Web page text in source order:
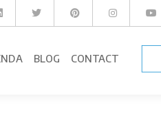
BLOG CONTACT